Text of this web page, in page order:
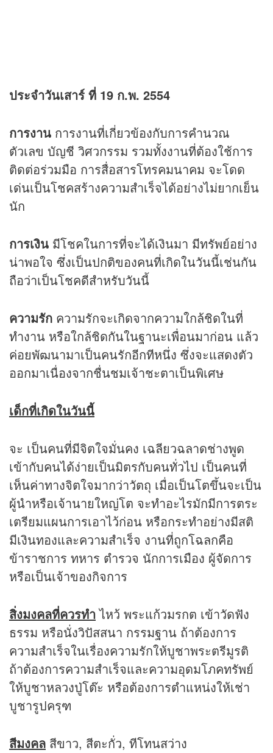
ประจำวันเสาร์ ที่ 19 ก.พ. 2554
การงาน การงานที่เกี่ยวข้องกับการคำนวณ
ตัวเลข บัญชี วิศวกรรม รวมทั้งงานที่ต้องใช้การ
ติดต่อร่วมมือ การสื่อสารโทรคมนาคม จะโดด
เด่นเป็นโชคสร้างความสำเร็จได้อย่างไม่ยากเย็น
นัก
การเงิน มีโชคในการที่จะได้เงินมา มีทรัพย์อย่าง
น่าพอใจ ซึ่งเป็นปกติของคนที่เกิดในวันนี้เช่นกัน
ถือว่าเป็นโชคดีสำหรับวันนี้
ความรัก ความรักจะเกิดจากความใกล้ชิดในที่
ทำงาน หรือใกล้ชิดกันในฐานะเพื่อนมาก่อน แล้ว
ค่อยพัฒนามาเป็นคนรักอีกทีหนึ่ง ซึ่งจะแสดงตัว
ออกมาเนื่องจากชื่นชมเจ้าชะตาเป็นพิเศษ
เด็กที่เกิดในวันนี้
จะ เป็นคนที่มีจิตใจมั่นคง เฉลียวฉลาดช่างพูด
เข้ากับคนได้ง่ายเป็นมิตรกับคนทั่วไป เป็นคนที่
เห็นค่าทางจิตใจมากว่าวัตถุ เมื่อเป็นโตขึ้นจะเป็น
ผู้นำหรือเจ้านายใหญ่โต จะทำอะไรมักมีการตระ
เตรียมแผนการเอาไว้ก่อน หรือกระทำอย่างมีสติ
มีเงินทองและความสำเร็จ งานที่ถูกโฉลกคือ
ข้าราชการ ทหาร ตำรวจ นักการเมือง ผู้จัดการ
หรือเป็นเจ้าของกิจการ
สิ่งมงคลที่ควรทำ ไหว้ พระแก้วมรกต เข้าวัดฟัง
ธรรม หรือนั่งวิปัสสนา กรรมฐาน ถ้าต้องการ
ความสำเร็จในเรื่องความรักให้บูชาพระตรีมูรติ
ถ้าต้องการความสำเร็จและความอุดมโภคทรัพย์
ให้บูชาหลวงปู่โต๊ะ หรือต้องการตำแหน่งให้เช่า
บูชารูปครุฑ
สีมงคล สีขาว, สีตะกั่ว, ทีโทนสว่าง